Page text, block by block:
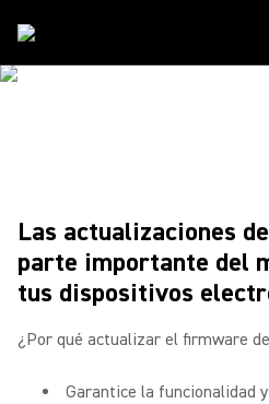
Las actualizaciones
parte importante del
tus dispositivos
¿Por qué actualizar el firmware
Garantice la funcionalidad